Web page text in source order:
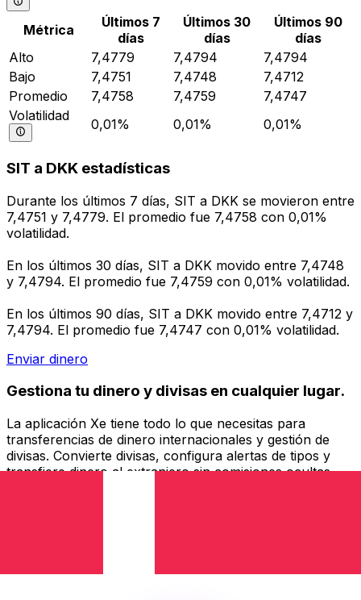
Métrica
Últimos 7
días
Últimos 30
días
Últimos 90
días
Alto
7,4779 7,4794
7,4794
Bajo
7,4751 7,4748
7,4712
Promedio
7,4758 7,4759
7,4747
Volatilidad
0,01% 0,01% 0,01%
SIT a DKK estadísticas
Durante los últimos 7 días, SIT a DKK se movieron entre
7,4751 y 7,4779. El promedio fue 7,4758 con 0,01%
volatilidad.
En los últimos 30 días, SIT a DKK movido entre 7,4748
y 7,4794. El promedio fue 7,4759 con 0,01% volatilidad.
En los últimos 90 días, SIT a DKK movido entre 7,4712 y
7,4794. El promedio fue 7,4747 con 0,01% volatilidad.
Enviar dinero
Gestiona tu dinero y divisas en cualquier lugar.
La aplicación Xe tiene todo lo que necesitas para
transferencias de dinero internacionales y gestión de
divisas. Convierte divisas, configura alertas de tipos y
transfiere dinero al extranjero sin comisiones ocultas.